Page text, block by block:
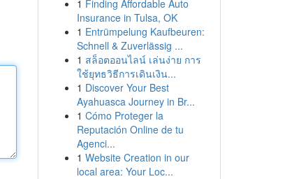
1 Finding Affordable Auto
Insurance in Tulsa, OK
1 Entrümpelung Kaufbeuren:
Schnell & Zuverlässig ...
1 สล็อตออนไลน์ เล่นง่าย การ
ใช้ยุทธวิธีการเดินเงิน...
1 Discover Your Best
Ayahuasca Journey in Br...
1 Cómo Proteger la
Reputación Online de tu
Agenci...
1 Website Creation in our
local area: Your Loc...